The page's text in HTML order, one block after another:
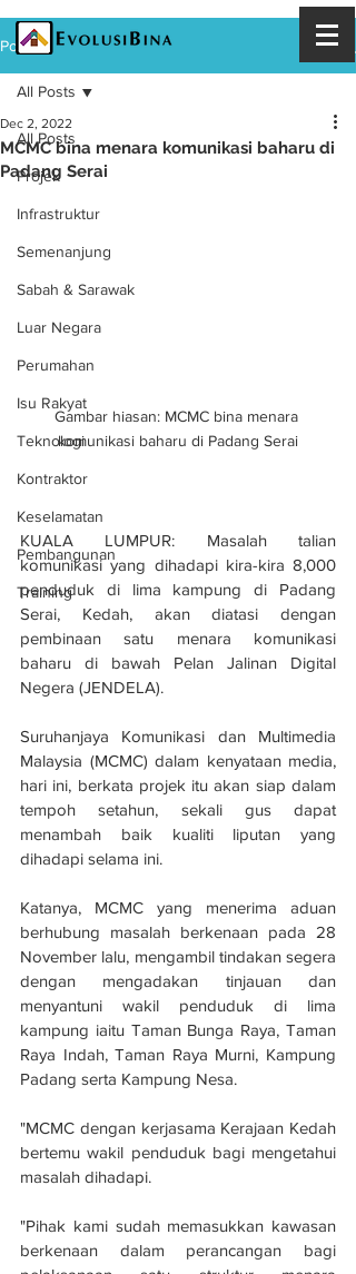
Post
All Posts
Projek
Infrastruktur
Semenanjung
Sabah & Sarawak
Luar Negara
Perumahan
Isu Rakyat
Teknologi
Kontraktor
Keselamatan
Pembangunan
Training
All Posts
MCMC bina menara komunikasi baharu di
Padang Serai
Dec 2, 2022
Gambar hiasan: MCMC bina menara
komunikasi baharu di Padang Serai
KUALA LUMPUR: Masalah talian
komunikasi yang dihadapi kira-kira 8,000
penduduk di lima kampung di Padang
Serai, Kedah, akan diatasi dengan
pembinaan satu menara komunikasi
baharu di bawah Pelan Jalinan Digital
Negera (JENDELA).
Suruhanjaya Komunikasi dan Multimedia
Malaysia (MCMC) dalam kenyataan media,
hari ini, berkata projek itu akan siap dalam
tempoh setahun, sekali gus dapat
menambah baik kualiti liputan yang
dihadapi selama ini.
Katanya, MCMC yang menerima aduan
berhubung masalah berkenaan pada 28
November lalu, mengambil tindakan segera
dengan mengadakan tinjauan dan
menyantuni wakil penduduk di lima
kampung iaitu Taman Bunga Raya, Taman
Raya Indah, Taman Raya Murni, Kampung
Padang serta Kampung Nesa.
"MCMC dengan kerjasama Kerajaan Kedah
bertemu wakil penduduk bagi mengetahui
masalah dihadapi.
"Pihak kami sudah memasukkan kawasan
berkenaan dalam perancangan bagi